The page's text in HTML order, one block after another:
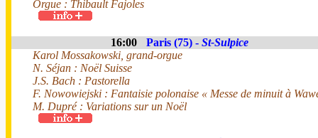
Orgue : Thibault Fajoles
16:00 Paris (75) - St-Sulpice
Karol Mossakowski, grand-orgue
N. Séjan : Noël Suisse
J.S. Bach : Pastorella
F. Nowowiejski : Fantaisie polonaise « Messe de minuit à
M. Dupré : Variations sur un Noël